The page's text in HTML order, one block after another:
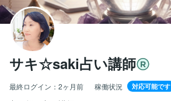
サキ☆saki占い講師
最終ログイン： 2ヶ月前 稼働状況 対応可能です